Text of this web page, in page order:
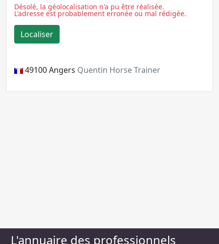
Désolé, la géolocalisation n'a pu être réalisée.
L'adresse est probablement erronée ou mal rédigée.
49100Angers Quentin Horse Trainer
L'annuaire des professionnels